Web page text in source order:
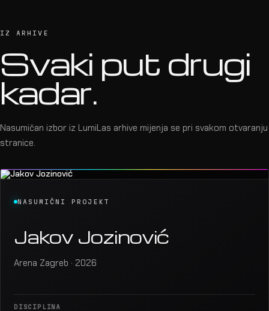
IZ ARHIVE
Svaki put drugi
kadar.
Nasumičan izbor iz LumiLas arhive mijenja se pri svakom otvaranju
stranice.
NASUMIČNI PROJEKT
Jakov Jozinović
Arena Zagreb · 2026
DISCIPLINA